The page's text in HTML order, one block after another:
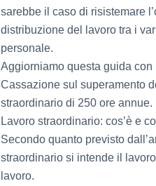
sarebbe il caso di risistemare
distribuzione del lavoro tra i
personale.
Aggiorniamo questa guida
Cassazione sul superamento
straordinario di 250 ore annue.
Lavoro straordinario: cos’è e
Secondo quanto previsto
straordinario si intende il
lavoro.